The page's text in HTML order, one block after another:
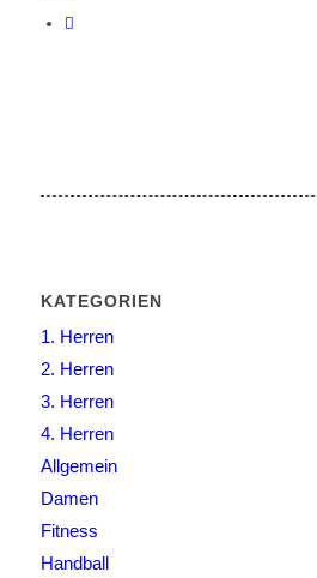
KATEGORIEN
1. Herren
2. Herren
3. Herren
4. Herren
Allgemein
Damen
Fitness
Handball